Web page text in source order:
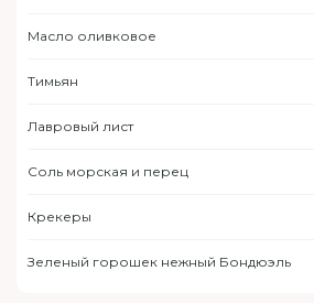
Масло оливковое
Тимьян
Лавровый лист
Соль морская и перец
Крекеры
Зеленый горошек нежный Бондюэль